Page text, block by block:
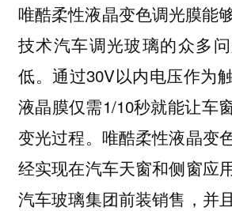
唯酷柔性液晶变色调光膜能
技术汽车调光玻璃的众多
低。通过30V以内电压作为
液晶膜仅需1/10秒就能让车
变光过程。唯酷柔性液晶变
经实现在汽车天窗和侧窗应
汽车玻璃集团前装销售，并